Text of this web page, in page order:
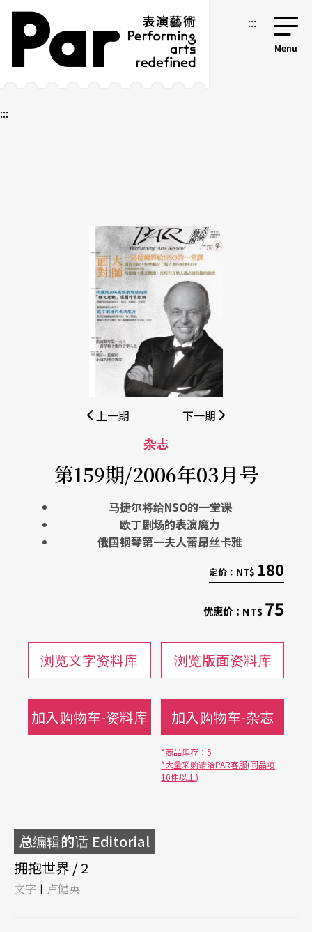
跳到主要内容区块
网站导览 :::
:::
上一期 下一期
杂志
第159期/2006年03月号
马捷尔将给NSO的一堂课
欧丁剧场的表演魔力
俄国钢琴第一夫人蕾昂丝卡雅
定价： NT$ 180
优惠价： NT$75
浏览文字资料库 浏览版面资料库
加入购物车-资料库 加入购物车-杂志
*商品库存：5
*大量采购请洽PAR客服(同品项
10件以上)
总编辑的话 Editorial
拥抱世界 / 2
文字 | 卢健英